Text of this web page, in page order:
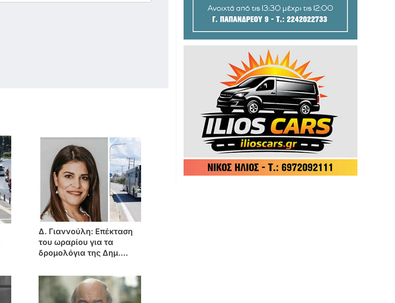
Δ. Γιαννούλη: Επέκταση
του ωραρίου για τα
δρομολόγια της Δημ.
κάρτα διαδρομών